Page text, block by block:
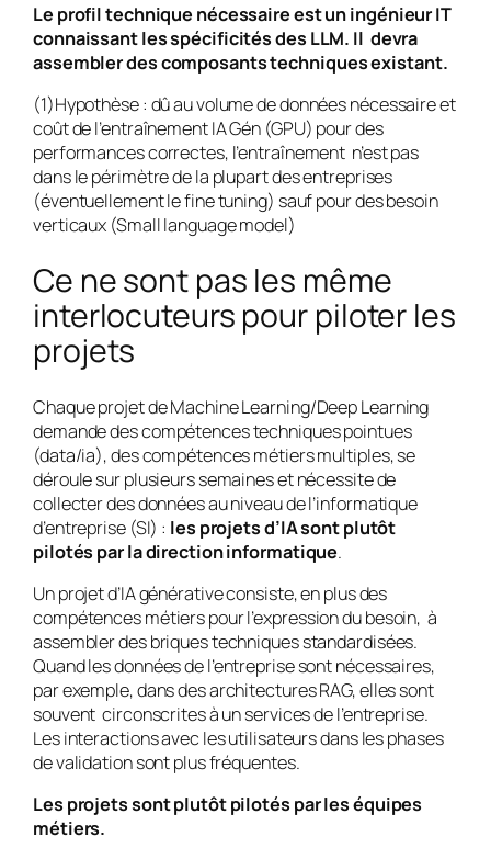
Le profil technique nécessaire est un ingénieur IT
connaissant les spécificités des LLM. Il devra
assembler des composants techniques existant.
(1)Hypothèse : dû au volume de données nécessaire et
coût de l’entraînement IA Gén (GPU) pour des
performances correctes, l’entraînement n’est pas
dans le périmètre de la plupart des entreprises
(éventuellement le fine tuning) sauf pour des besoin
verticaux (Small language model)
Ce ne sont pas les même
interlocuteurs pour piloter les
projets
Chaque projet de Machine Learning/Deep Learning
demande des compétences techniques pointues
(data/ia), des compétences métiers multiples, se
déroule sur plusieurs semaines et nécessite de
collecter des données au niveau de l’informatique
d’entreprise (SI) : les projets d’IA sont plutôt
pilotés par la direction informatique.
Un projet d’IA générative consiste, en plus des
compétences métiers pour l’expression du besoin, à
assembler des briques techniques standardisées.
Quand les données de l’entreprise sont nécessaires,
par exemple, dans des architectures RAG, elles sont
souvent circonscrites à un services de l’entreprise.
Les interactions avec les utilisateurs dans les phases
de validation sont plus fréquentes.
Les projets sont plutôt pilotés par les équipes
métiers.